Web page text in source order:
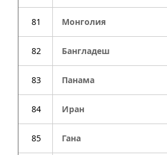
81 Монголия
82 Бангладеш
83 Панама
84 Иран
85 Гана